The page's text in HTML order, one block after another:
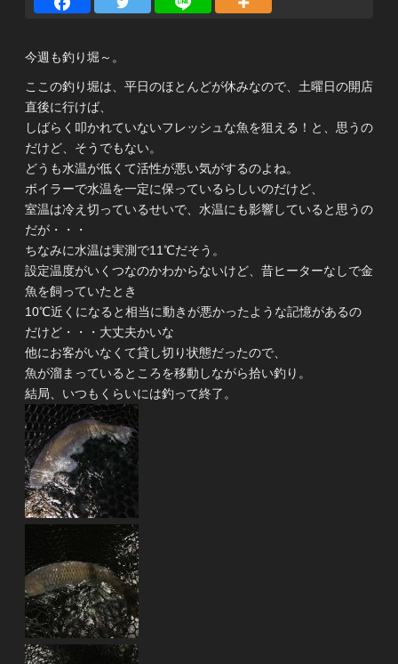
今週も釣り堀～。
ここの釣り堀は、平日のほとんどが休みなので、土曜日の開店
直後に行けば、
しばらく叩かれていないフレッシュな魚を狙える！と、思うの
だけど、そうでもない。
どうも水温が低くて活性が悪い気がするのよね。
ボイラーで水温を一定に保っているらしいのだけど、
室温は冷え切っているせいで、水温にも影響していると思うの
だが・・・
ちなみに水温は実測で11℃だそう。
設定温度がいくつなのかわからないけど、昔ヒーターなしで金
魚を飼っていたとき
10℃近くになると相当に動きが悪かったような記憶があるの
だけど・・・大丈夫かいな
他にお客がいなくて貸し切り状態だったので、
魚が溜まっているところを移動しながら拾い釣り。
結局、いつもくらいには釣って終了。